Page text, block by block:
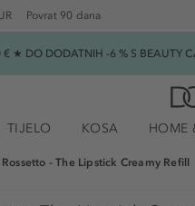
Povrat 90 dana
€ ★ DO DODATNIH -6 % S
TIJELO KOSA HOME
Rossetto - The Lipstick Creamy Refill